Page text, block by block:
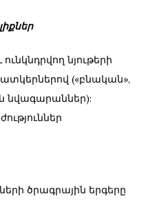
նյութերի
(«բնական»,
նվագարաններ):
ծրագրային երգերը